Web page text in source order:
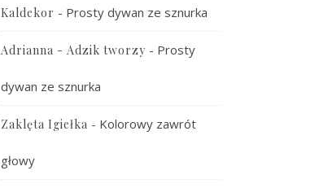
Kaldekor - Prosty dywan ze sznurka
Adrianna - Adzik tworzy - Prosty
dywan ze sznurka
Zaklęta Igiełka - Kolorowy zawrót
głowy